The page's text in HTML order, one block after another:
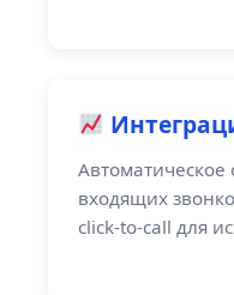
Автоматическое
входящих
click-to-call для